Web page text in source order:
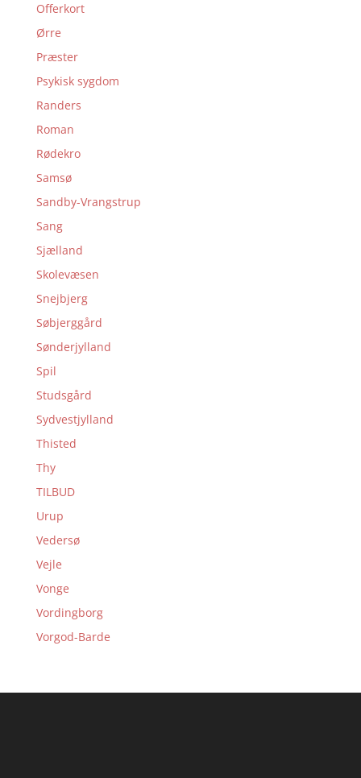
Offerkort
Ørre
Præster
Psykisk sygdom
Randers
Roman
Rødekro
Samsø
Sandby-Vrangstrup
Sang
Sjælland
Skolevæsen
Snejbjerg
Søbjerggård
Sønderjylland
Spil
Studsgård
Sydvestjylland
Thisted
Thy
TILBUD
Urup
Vedersø
Vejle
Vonge
Vordingborg
Vorgod-Barde